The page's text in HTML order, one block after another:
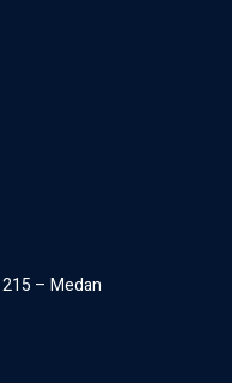
– Medan